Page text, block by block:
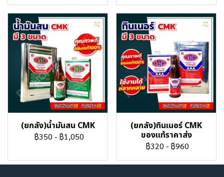
(ยกลัง)น้ำมันสน CMK
฿350 - ฿1,050
(ยกลัง)ทินเนอร์ CMK
ของแท้ราคาส่ง
฿320 - ฿960